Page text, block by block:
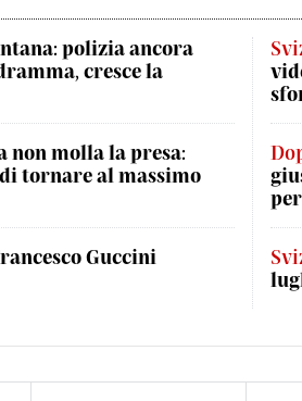
polizia ancora
cresce la
non molla la presa:
tornare al massimo
Guccini